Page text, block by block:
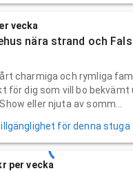
vecka
nära strand och
charmiga och rymliga
för dig som vill bo bekvämt
eller njuta av somm...
för denna
per vecka